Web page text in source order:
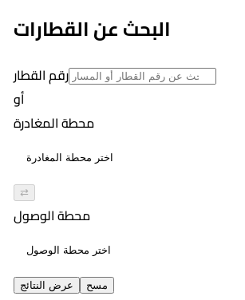
01:47
البحث عن القطارات
رقم القطار
أو
محطة المغادرة
⇄
محطة الوصول
عرض النتائج مسح